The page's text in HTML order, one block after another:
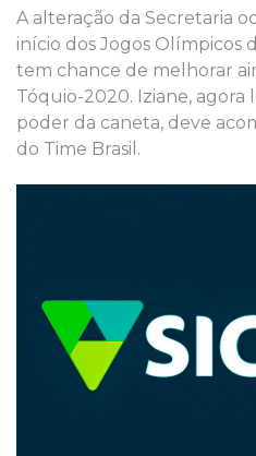
A alteração da Secretaria
início dos Jogos Olímpicos
tem chance de melhorar
Tóquio-2020. Iziane, agora
poder da caneta, deve
do Time Brasil.